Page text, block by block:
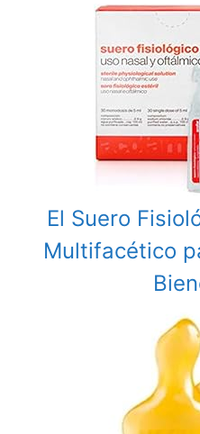
El Suero
Multifacético